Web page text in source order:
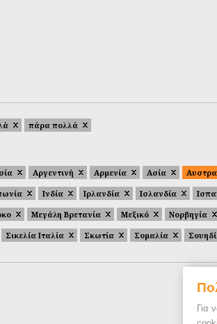
Για
πάρα πολλά
Αργεντινή Αρμενία Ασία
Ινδία Ιρλανδία Ισλανδία
Μεγάλη Βρετανία Μεξικό Νορβηγία
Σικελία Ιταλία Σκωτία Σομαλία